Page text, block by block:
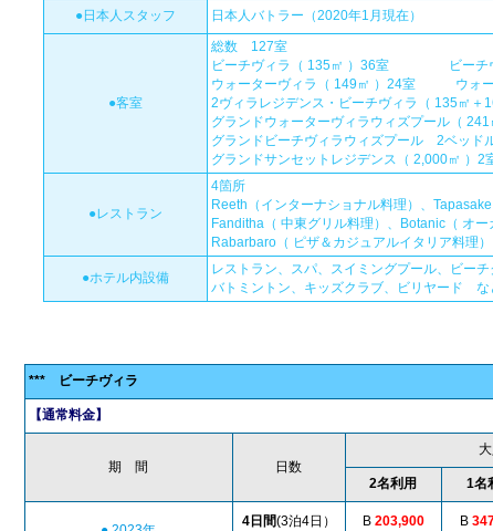
●日本人スタッフ 日本人バトラー（2020年1月現在）
●客室
総数 127室
ビーチヴィラ（ 135㎡ ）36室 ビーチヴ
ウォーターヴィラ（ 149㎡ ）24室 ウォー
2ヴィラレジデンス・ビーチヴィラ（ 135㎡＋
グランドウォーターヴィラウィズプール（ 241
グランドビーチヴィラウィズプール 2ベッド
グランドサンセットレジデンス（ 2,000㎡ ）2
●レストラン
4箇所
Reeth（インターナショナル料理）、Tapasake
Fanditha（ 中東グリル料理）、Botanic（ オー
Rabarbaro（ ピザ＆カジュアルイタリア料理）
●ホテル内設備
レストラン、スパ、スイミングプール、ビー
バトミントン、キッズクラブ、ビリヤード な
*** ビーチヴィラ
【通常料金】
期 間 日数
2名利用 1名
4日間(3泊4日） B 203,900 B